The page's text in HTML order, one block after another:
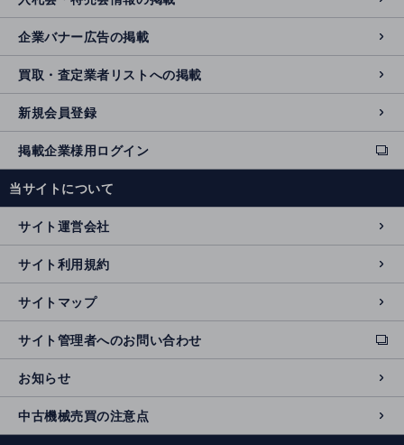
企業バナー広告の掲載
買取・査定業者リストへの掲載
新規会員登録
掲載企業様用ログイン
ext
e
n
al
si
t
e
当サイトについて
サイト運営会社
サイト利用規約
サイトマップ
サイト管理者へのお問い合わせ
ext
e
r
n
al
si
お知らせ
中古機械売買の注意点